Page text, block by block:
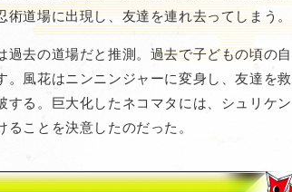
道場に出現し、友達を連れ去ってしまう。
去の道場だと推測。過去で子どもの頃の自
風花はニンニンジャーに変身し、友達を救
る。巨大化したネコマタには、シュリケン
ことを決意したのだった。